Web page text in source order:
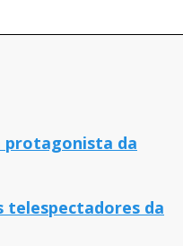
protagonista da
telespectadores da